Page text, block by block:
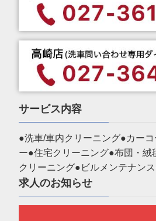
サービス内容
●洗車/車内クリーニング●カー
ー●住宅クリーニング●布団・絨
クリーニング●ビルメンテナン
求人のお知らせ